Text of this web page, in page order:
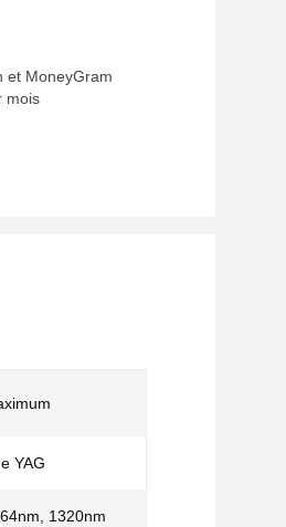
et MoneyGram
mois
YAG
1320nm